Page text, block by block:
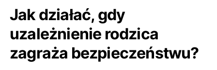
Jak działać, gdy
uzależnienie rodzica
zagraża bezpieczeństwu?